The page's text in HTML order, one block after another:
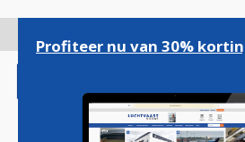
gaan
Profiteer nu van 30%